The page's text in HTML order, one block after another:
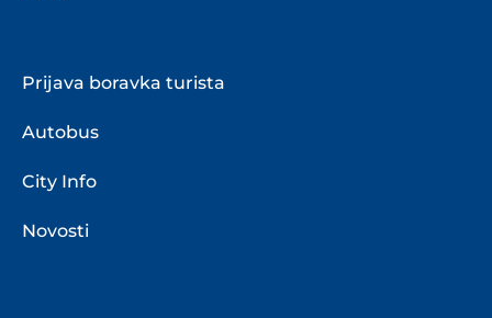
Prijava boravka turista
Autobus
City Info
Novosti